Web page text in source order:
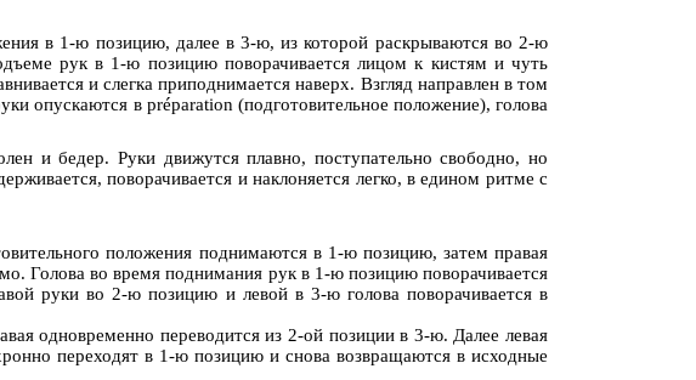
в 1-ю позицию, далее в 3-ю, из которой раскрываются во 2-ю
рук в 1-ю позицию поворачивается лицом к кистям и чуть
и слегка приподнимается наверх. Взгляд направлен в том
опускаются в préparation (подготовительное положение), голова
и бедер. Руки движутся плавно, поступательно свободно, но
поворачивается и наклоняется легко, в едином ритме с
положения поднимаются в 1-ю позицию, затем правая
Голова во время поднимания рук в 1-ю позицию поворачивается
руки во 2-ю позицию и левой в 3-ю голова поворачивается в
одновременно переводится из 2-ой позиции в 3-ю. Далее левая
переходят в 1-ю позицию и снова возвращаются в исходные